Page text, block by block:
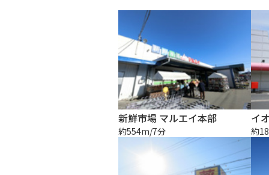
新鮮市場 マルエイ本部
約554m/7分
イ
約